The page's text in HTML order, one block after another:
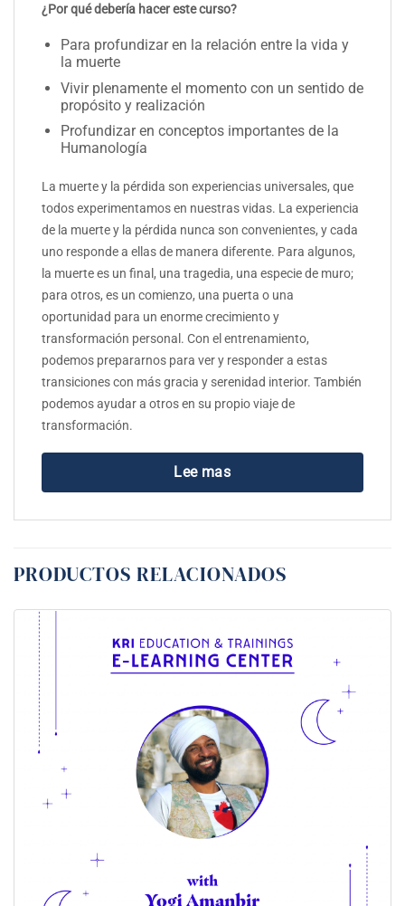
¿Por qué debería hacer este curso?
Para profundizar en la relación entre la vida y
la muerte
Vivir plenamente el momento con un sentido de
propósito y realización
Profundizar en conceptos importantes de la
Humanología
La muerte y la pérdida son experiencias universales, que
todos experimentamos en nuestras vidas. La experiencia
de la muerte y la pérdida nunca son convenientes, y cada
uno responde a ellas de manera diferente. Para algunos,
la muerte es un final, una tragedia, una especie de muro;
para otros, es un comienzo, una puerta o una
oportunidad para un enorme crecimiento y
transformación personal. Con el entrenamiento,
podemos prepararnos para ver y responder a estas
transiciones con más gracia y serenidad interior. También
podemos ayudar a otros en su propio viaje de
transformación.
Lee mas
PRODUCTOS RELACIONADOS